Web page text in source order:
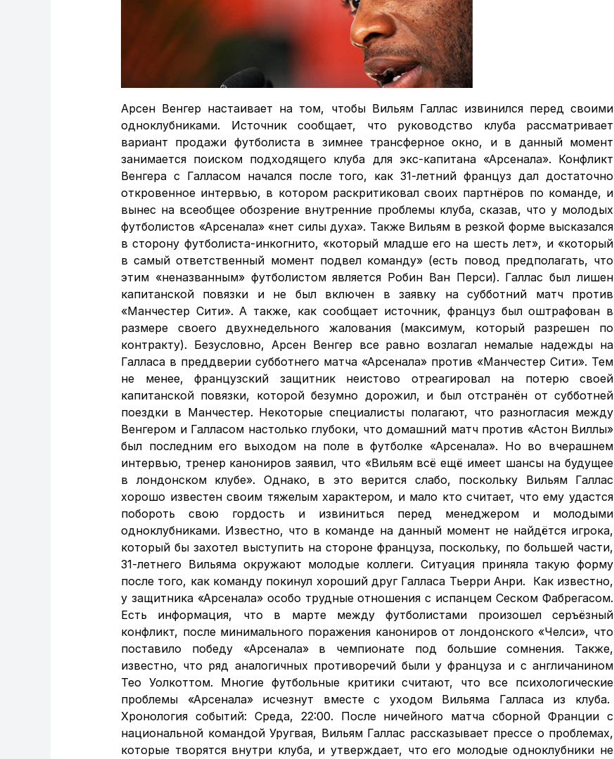
Арсен Венгер настаивает на том, чтобы Вильям Галлас извинился перед своими
одноклубниками. Источник сообщает, что руководство клуба рассматривает
вариант продажи футболиста в зимнее трансферное окно, и в данный момент
занимается поиском подходящего клуба для экс-капитана «Арсенала». Конфликт
Венгера с Галласом начался после того, как 31-летний француз дал достаточно
откровенное интервью, в котором раскритиковал своих партнёров по команде, и
вынес на всеобщее обозрение внутренние проблемы клуба, сказав, что у молодых
футболистов «Арсенала» «нет силы духа». Также Вильям в резкой форме высказался
в сторону футболиста-инкогнито, «который младше его на шесть лет», и «который
в самый ответственный момент подвел команду» (есть повод предполагать, что
этим «неназванным» футболистом является Робин Ван Перси). Галлас был лишен
капитанской повязки и не был включен в заявку на субботний матч против
«Манчестер Сити». А также, как сообщает источник, француз был оштрафован в
размере своего двухнедельного жалования (максимум, который разрешен по
контракту). Безусловно, Арсен Венгер все равно возлагал немалые надежды на
Галласа в преддверии субботнего матча «Арсенала» против «Манчестер Сити». Тем
не менее, французский защитник неистово отреагировал на потерю своей
капитанской повязки, которой безумно дорожил, и был отстранён от субботней
поездки в Манчестер. Некоторые специалисты полагают, что разногласия между
Венгером и Галласом настолько глубоки, что домашний матч против «Астон Виллы»
был последним его выходом на поле в футболке «Арсенала». Но во вчерашнем
интервью, тренер канониров заявил, что «Вильям всё ещё имеет шансы на будущее
в лондонском клубе». Однако, в это верится слабо, поскольку Вильям Галлас
хорошо известен своим тяжелым характером, и мало кто считает, что ему удастся
побороть свою гордость и извиниться перед менеджером и молодыми
одноклубниками. Известно, что в команде на данный момент не найдётся игрока,
который бы захотел выступить на стороне француза, поскольку, по большей части,
31-летнего Вильяма окружают молодые коллеги. Ситуация приняла такую форму
после того, как команду покинул хороший друг Галласа Тьерри Анри. Как известно,
у защитника «Арсенала» особо трудные отношения с испанцем Сеском Фабрегасом.
Есть информация, что в марте между футболистами произошел серъёзный
конфликт, после минимального поражения канониров от лондонского «Челси», что
поставило победу «Арсенала» в чемпионате под большие сомнения. Также,
известно, что ряд аналогичных противоречий были у француза и с англичанином
Тео Уолкоттом. Многие футбольные критики считают, что все психологические
проблемы «Арсенала» исчезнут вместе с уходом Вильяма Галласа из клуба.
Хронология событий: Среда, 22:00. После ничейного матча сборной Франции с
национальной командой Уругвая, Вильям Галлас рассказывает прессе о проблемах,
которые творятся внутри клуба, и утверждает, что его молодые одноклубники не